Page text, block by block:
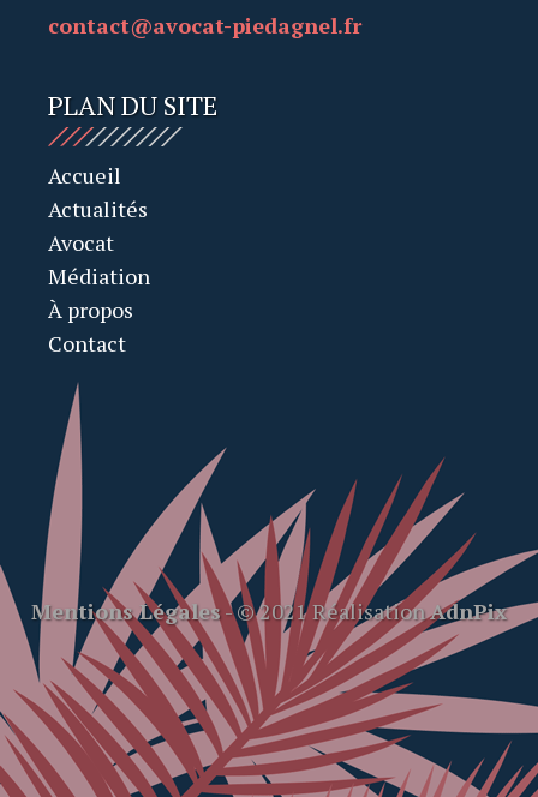
contact@avocat-piedagnel.fr
PLAN DU SITE
Accueil
Actualités
Avocat
Médiation
À propos
Contact
Mentions Légales- © 2021 RéalisationAdnPix